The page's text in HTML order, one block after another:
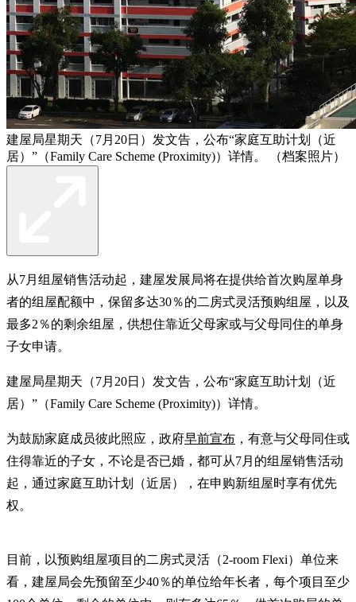
建屋局星期天（7月20日）发文告，公布“家庭互助计划（近
居）”（Family Care Scheme (Proximity)）详情。 （档案照片）
从7月组屋销售活动起，建屋发展局将在提供给首次购屋单身
者的组屋配额中，保留多达30％的二房式灵活预购组屋，以及
最多2％的剩余组屋，供想住靠近父母家或与父母同住的单身
子女申请。
建屋局星期天（7月20日）发文告，公布“家庭互助计划（近
居）”（Family Care Scheme (Proximity)）详情。
为鼓励家庭成员彼此照应，政府早前宣布 ，有意与父母同住或
住得靠近的子女，不论是否已婚，都可从7月的组屋销售活动
起，通过家庭互助计划（近居），在申购新组屋时享有优先
权。
目前，以预购组屋项目的二房式灵活（2-room Flexi）单位来
看，建屋局会先预留至少40％的单位给年长者，每个项目至少